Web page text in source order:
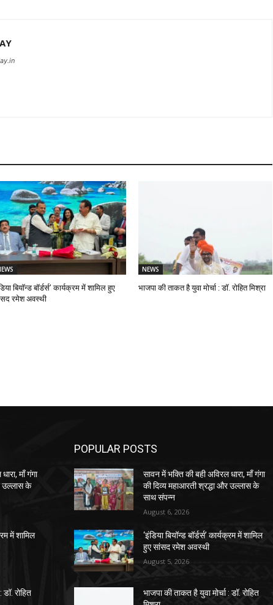
बियॉन्ड बॉर्डर्स’ कार्यक्रम में शामिल हुए
रमेश अवस्थी
NEWS
भाजपा की ताकत है युवा मोर्चा : डॉ. रोहित मिश्रा
माँ गंगा
उल्लास के
में शामिल
डॉ. रोहित
POPULAR POSTS
सावन में भक्ति की बही अविरल धारा, माँ गंगा
की दिव्य महाआरती श्रद्धा और उल्लास के
साथ संपन्न
August 6, 2026
‘इंडिया बियॉन्ड बॉर्डर्स’ कार्यक्रम में शामिल
हुए सांसद रमेश अवस्थी
August 5, 2026
भाजपा की ताकत है युवा मोर्चा : डॉ. रोहित